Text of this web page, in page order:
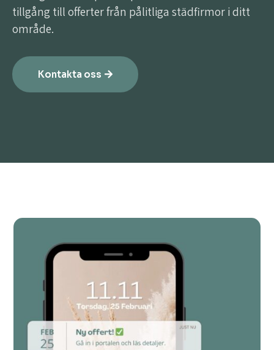
tillgång till offerter från pålitliga städfirmor i ditt
område.
Kontakta oss